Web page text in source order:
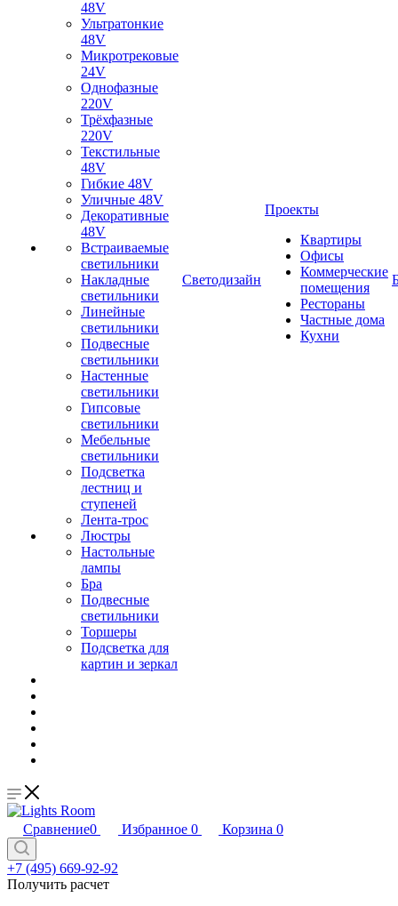
48V
Ультратонкие
48V
Микротрековые
24V
Однофазные
220V
Трёхфазные
220V
Текстильные
48V
Гибкие 48V
Уличные 48V
Декоративные
48V
Встраиваемые
светильники
Накладные
светильники
Линейные
светильники
Подвесные
светильники
Настенные
светильники
Гипсовые
светильники
Мебельные
светильники
Подсветка
лестниц и
ступеней
Лента-трос
Люстры
Настольные
лампы
Бра
Подвесные
светильники
Торшеры
Подсветка для
картин и зеркал
Светодизайн
Проекты
Квартиры
Офисы
Коммерческие
помещения
Рестораны
Частные дома
Кухни
Сравнение0 Избранное 0 Корзина 0
+7 (495) 669-92-92
Получить расчет